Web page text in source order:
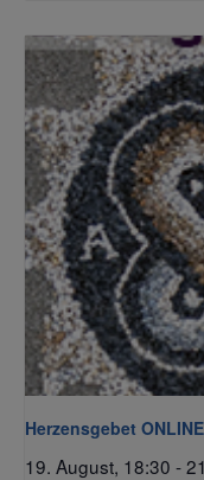
Herzensgebet
19. August, 18:30 -